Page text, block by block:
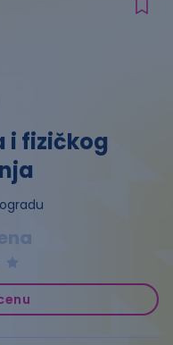
i fizičkog